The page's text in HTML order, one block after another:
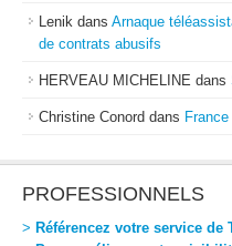
Lenik dans Arnaque
de contrats abusifs
HERVEAU MICHELINE dans
Christine Conord dans
PROFESSIONNELS
> Référencez votre service de